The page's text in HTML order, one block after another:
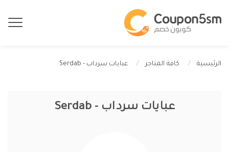
الرئيسية كافة المتاجر عبايات سرداب - Serdab
عبايات سرداب - Serdab